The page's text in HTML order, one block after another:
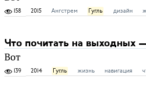
158 2015 Ангстрем Гугль дизайн
Что почитать на выходных —
Вот
139 2014 Гугль жизнь навигация